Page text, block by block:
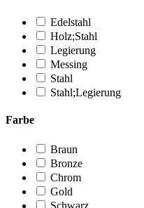
Edelstahl
Holz;Stahl
Legierung
Messing
Stahl
Stahl;Legierung
Farbe
Braun
Bronze
Chrom
Gold
Schwarz